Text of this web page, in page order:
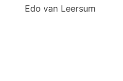
Edo van Leersum